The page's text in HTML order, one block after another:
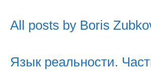
All posts by Boris
Язык реальности.